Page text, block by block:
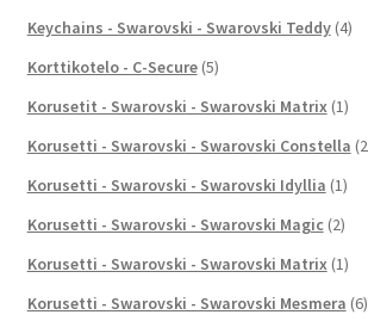
Keychains - Swarovski - Swarovski Teddy (4)
Korttikotelo - C-Secure (5)
Korusetit - Swarovski - Swarovski Matrix (1)
Korusetti - Swarovski - Swarovski Constella
Korusetti - Swarovski - Swarovski Idyllia (1)
Korusetti - Swarovski - Swarovski Magic (2)
Korusetti - Swarovski - Swarovski Matrix (1)
Korusetti - Swarovski - Swarovski Mesmera (6)